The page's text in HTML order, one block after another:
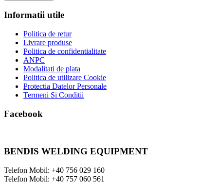
Informatii utile
Politica de retur
Livrare produse
Politica de confidentialitate
ANPC
Modalitati de plata
Politica de utilizare Cookie
Protectia Datelor Personale
Termeni Si Conditii
Facebook
BENDIS WELDING EQUIPMENT
Telefon Mobil: +40 756 029 160
Telefon Mobil: +40 757 060 561